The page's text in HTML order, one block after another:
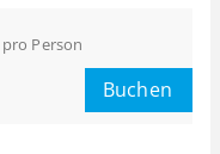
Person
Buchen